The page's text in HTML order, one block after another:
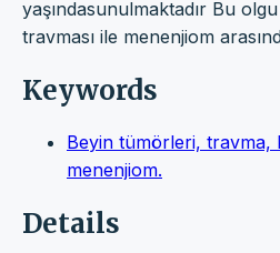
yaşındasunulmaktadır Bu
travması ile menenjiom
Keywords
Beyin tümörleri, travma,
menenjiom.
Details